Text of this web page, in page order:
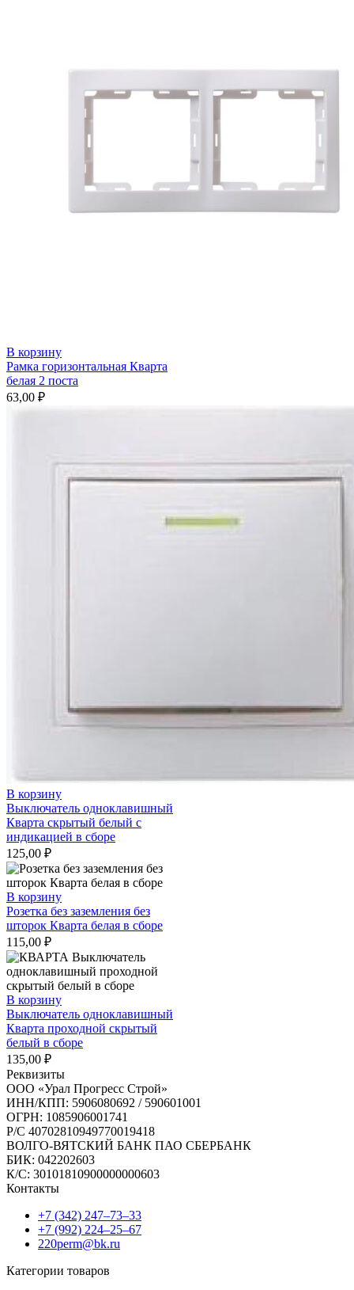
В корзину
Рамка горизонтальная Кварта
белая 2 поста
63,00 ₽
В корзину
Выключатель одноклавишный
Кварта скрытый белый с
индикацией в сборе
125,00 ₽
В корзину
Розетка без заземления без
шторок Кварта белая в сборе
115,00 ₽
В корзину
Выключатель одноклавишный
Кварта проходной скрытый
белый в сборе
135,00 ₽
Реквизиты
ООО «Урал Прогресс Строй»
ИНН/КПП: 5906080692 / 590601001
ОГРН: 1085906001741
Р/C 40702810949770019418
ВОЛГО-ВЯТСКИЙ БАНК ПАО СБЕРБАНК
БИК: 042202603
К/С: 30101810900000000603
Контакты
+7 (342) 247‒73‒33
+7 (992) 224‒25‒67
220perm@bk.ru
Категории товаров